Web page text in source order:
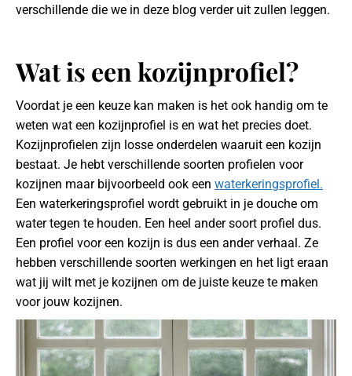
verschillende die we in deze blog verder uit zullen leggen.
Wat is een kozijnprofiel?
Voordat je een keuze kan maken is het ook handig om te
weten wat een kozijnprofiel is en wat het precies doet.
Kozijnprofielen zijn losse onderdelen waaruit een kozijn
bestaat. Je hebt verschillende soorten profielen voor
kozijnen maar bijvoorbeeld ook een waterkeringsprofiel.
Een waterkeringsprofiel wordt gebruikt in je douche om
water tegen te houden. Een heel ander soort profiel dus.
Een profiel voor een kozijn is dus een ander verhaal. Ze
hebben verschillende soorten werkingen en het ligt eraan
wat jij wilt met je kozijnen om de juiste keuze te maken
voor jouw kozijnen.